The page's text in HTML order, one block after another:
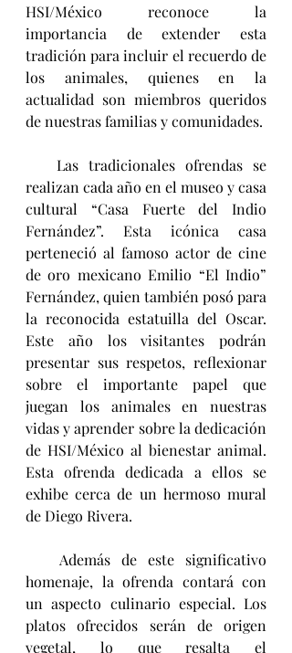
HSI/México reconoce la
importancia de extender esta
tradición para incluir el recuerdo de
los animales, quienes en la
actualidad son miembros queridos
de nuestras familias y comunidades.
realizan cada año en el museo y casa
cultural “Casa Fuerte del Indio
Fernández”. Esta icónica casa
perteneció al famoso actor de cine
de oro mexicano Emilio “El Indio”
Fernández, quien también posó para
la reconocida estatuilla del Oscar.
Este año los visitantes podrán
presentar sus respetos, reflexionar
sobre el importante papel que
juegan los animales en nuestras
vidas y aprender sobre la dedicación
de HSI/México al bienestar animal.
Esta ofrenda dedicada a ellos se
exhibe cerca de un hermoso mural
de Diego Rivera.
homenaje, la ofrenda contará con
un aspecto culinario especial. Los
platos ofrecidos serán de origen
vegetal, lo que resalta el